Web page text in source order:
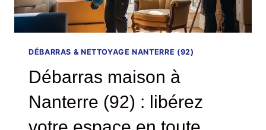
DÉBARRAS & NETTOYAGE NANTERRE (92)
Débarras maison à
Nanterre (92) : libérez